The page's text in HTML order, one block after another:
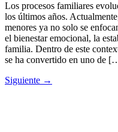
Los procesos familiares
los últimos años.
menores ya no solo se
el bienestar emocional, la
familia. Dentro de este
se ha convertido en uno de
Siguiente →